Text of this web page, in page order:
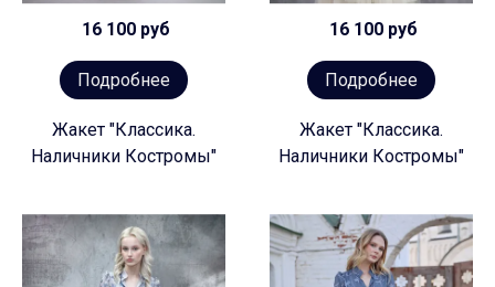
16 100 руб
Подробнее
Жакет "Классика.
Наличники Костромы"
16 100 руб
Подробнее
Жакет "Классика.
Наличники Костромы"